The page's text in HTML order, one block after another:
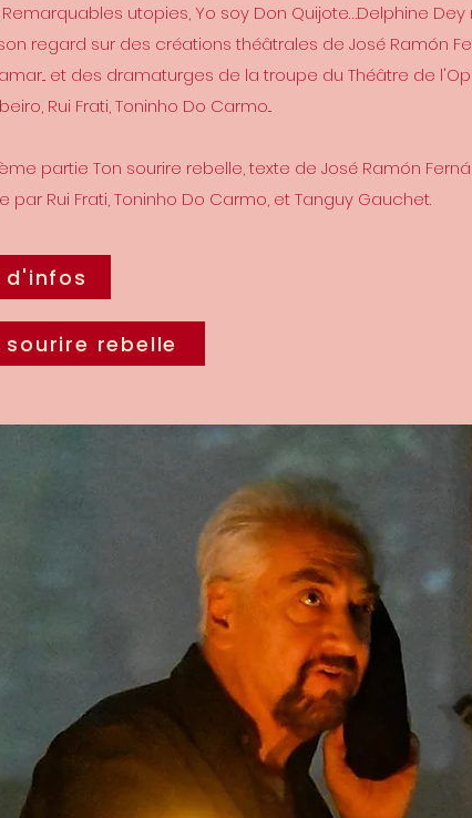
Remarquables utopies, Yo soy Don Quijote…Delphine Dey
regard sur des créations théâtrales de José Ramón
et des dramaturges de la troupe du Théâtre de
Rui Frati, Toninho Do Carmo...
partie Ton sourire rebelle, texte de José Ramón
par Rui Frati, Toninho Do Carmo, et Tanguy Gauchet.
d'infos
sourire rebelle